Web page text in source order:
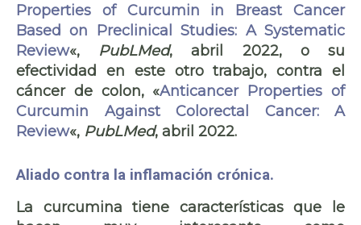
Properties of Curcumin in Breast Cancer
Based on Preclinical Studies: A Systematic
Review«, PubLMed, abril 2022, o su
efectividad en este otro trabajo, contra el
cáncer de colon, «Anticancer Properties of
Curcumin Against Colorectal Cancer: A
Review«, PubLMed, abril 2022.
Aliado contra la inflamación crónica.
La curcumina tiene características que le